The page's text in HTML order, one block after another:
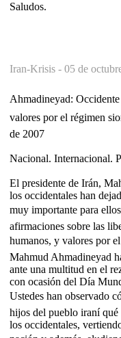
Saludos.
Iran-Krisis - 05 de
Ahmadineyad:
valores por el régimen
de 2007
Nacional. Internacional.
El presidente de Irán,
los occidentales han
muy importante para ellos
afirmaciones sobre las
humanos, y valores por
Mahmud Ahmadineyad
ante una multitud en el
con ocasión del Día
Ustedes han observado
hijos del pueblo iraní
los occidentales,